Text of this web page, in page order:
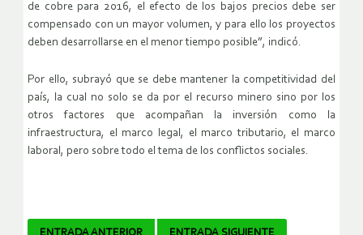
de cobre para 2016, el efecto de los bajos precios debe ser
compensado con un mayor volumen, y para ello los proyectos
deben desarrollarse en el menor tiempo posible”, indicó.
Por ello, subrayó que se debe mantener la competitividad del
país, la cual no solo se da por el recurso minero sino por los
otros factores que acompañan la inversión como la
infraestructura, el marco legal, el marco tributario, el marco
laboral, pero sobre todo el tema de los conflictos sociales.